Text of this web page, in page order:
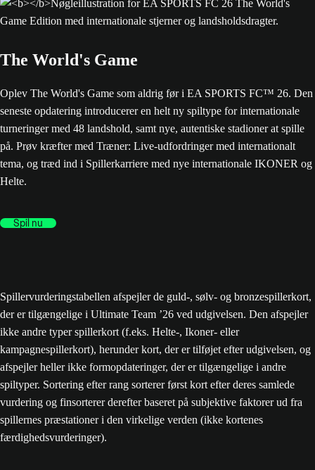
The World's Game
Oplev The World's Game som aldrig før i EA SPORTS FC™ 26. Den
seneste opdatering introducerer en helt ny spiltype for internationale
turneringer med 48 landshold, samt nye, autentiske stadioner at spille
på. Prøv kræfter med Træner: Live-udfordringer med internationalt
tema, og træd ind i Spillerkarriere med nye internationale IKONER og
Helte.
Spil nu
Spillervurderingstabellen afspejler de guld-, sølv- og bronzespillerkort,
der er tilgængelige i Ultimate Team ’26 ved udgivelsen. Den afspejler
ikke andre typer spillerkort (f.eks. Helte-, Ikoner- eller
kampagnespillerkort), herunder kort, der er tilføjet efter udgivelsen, og
afspejler heller ikke formopdateringer, der er tilgængelige i andre
spiltyper. Sortering efter rang sorterer først kort efter deres samlede
vurdering og finsorterer derefter baseret på subjektive faktorer ud fra
spillernes præstationer i den virkelige verden (ikke kortenes
færdighedsvurderinger).